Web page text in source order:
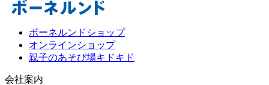
ボーネルンドショップ
オンラインショップ
親子のあそび場キドキド
会社案内